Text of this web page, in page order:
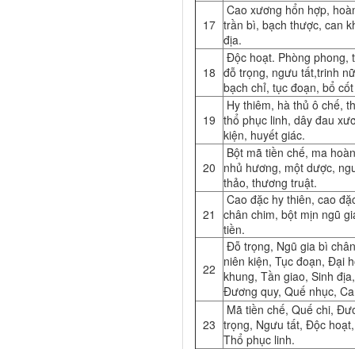
17
Cao xương hổn hợp,
trần bì, bạch thược, can
địa.
18
Độc hoạt. Phòng phong,
đỗ trọng, ngưu tất,trinh
bạch chỉ, tục đoạn, bổ
19
Hy thiêm, hà thủ ô chế,
thổ phục linh, dây đau
kiện, huyết giác.
20
Bột mã tiền chế, ma
nhủ hương, một dược,
thảo, thương truật.
21
Cao đặc hy thiên, cao
chân chim, bột mịn ngũ
tiền.
22
Đỗ trọng, Ngũ gia bì
niên kiện, Tục đoạn, Đại
khung, Tần giao, Sinh
Đương quy, Quế nhục,
23
Mã tiền chế, Quế chi,
trọng, Ngưu tất, Độc
Thổ phục linh.